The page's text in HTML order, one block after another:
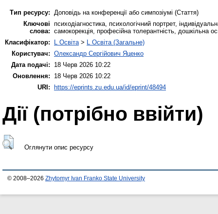
Тип ресурсу:
Доповідь на конференції або симпозіумі (Стаття)
Ключові
слова:
психодіагностика, психологічний портрет,
самокорекція, професійна толерантність, дошкільна
Класифікатор:
L Освіта > L Освіта (Загальне)
Користувач: Олександр Сергійович Яценко
Дата подачі:
18 Черв 2026 10:22
Оновлення:
18 Черв 2026 10:22
URI: https://eprints.zu.edu.ua/id/eprint/48494
Дії ​​(потрібно ввійти)
Оглянути опис ресурсу
© 2008–2026 Zhytomyr Ivan Franko State University